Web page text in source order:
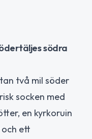
södra
två mil söder
socken med
en kyrkoruin
ett